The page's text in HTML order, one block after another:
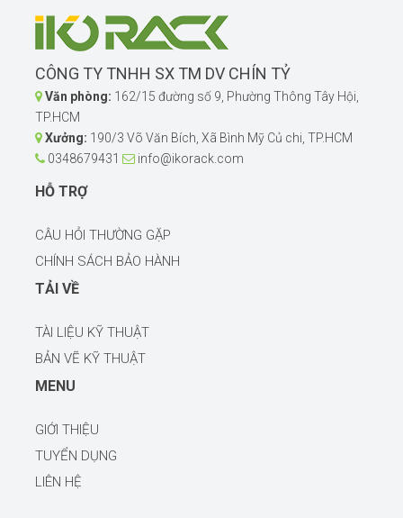
CÔNG TY TNHH SX TM DV CHÍN TỶ
Văn phòng: 162/15 đường số 9, Phường Thông Tây Hội,
TP.HCM
Xưởng: 190/3 Võ Văn Bích, Xã Bình Mỹ Củ chi, TP.HCM
0348679431
info@ikorack.com
HỖ TRỢ
CÂU HỎI THƯỜNG GẶP
CHÍNH SÁCH BẢO HÀNH
TẢI VỀ
TÀI LIỆU KỸ THUẬT
BẢN VẼ KỸ THUẬT
MENU
GIỚI THIỆU
TUYỂN DỤNG
LIÊN HỆ